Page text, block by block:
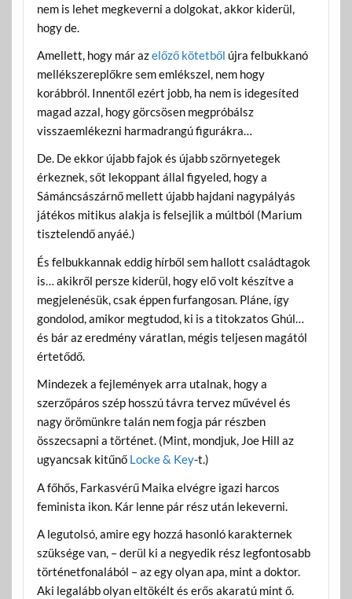
nem is lehet megkeverni a dolgokat, akkor kiderül,
hogy de.
Amellett, hogy már azelőző kötetből újra felbukkanó
mellékszereplőkre sem emlékszel, nem hogy
korábbról. Innentől ezért jobb, ha nem is idegesíted
magad azzal, hogy görcsösen megpróbálsz
visszaemlékezni harmadrangú figurákra…
De. De ekkor újabb fajok és újabb szörnyetegek
érkeznek, sőt lekoppant állal figyeled, hogy a
Sámáncsászárnő mellett újabb hajdani nagypályás
játékos mitikus alakja is felsejlik a múltból (Marium
tisztelendő anyáé.)
És felbukkannak eddig hírből sem hallott családtagok
is… akikről persze kiderül, hogy elő volt készítve a
megjelenésük, csak éppen furfangosan. Pláne, így
gondolod, amikor megtudod, ki is a titokzatos Ghúl…
és bár az eredmény váratlan, mégis teljesen magától
értetődő.
Mindezek a fejlemények arra utalnak, hogy a
szerzőpáros szép hosszú távra tervez művével és
nagy örömünkre talán nem fogja pár részben
összecsapni a történet. (Mint, mondjuk, Joe Hill az
ugyancsak kitűnő Locke & Key-t.)
A főhős, Farkasvérű Maika elvégre igazi harcos
feminista ikon. Kár lenne pár rész után lekeverni.
A legutolsó, amire egy hozzá hasonló karakternek
szüksége van, – derül ki a negyedik rész legfontosabb
történetfonalából – az egy olyan apa, mint a doktor.
Aki legalább olyan eltökélt és erős akaratú mint ő.